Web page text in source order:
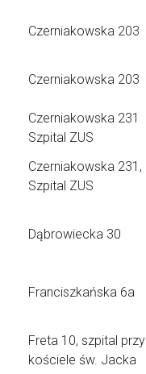
Czerniakowska 203
Czerniakowska 203
Czerniakowska 231
Szpital ZUS
Czerniakowska 231,
Szpital ZUS
Dąbrowiecka 30
Franciszkańska 6a
Freta 10, szpital przy
kościele św. Jacka